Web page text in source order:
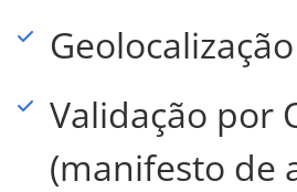
Geolocalização
Validação por
(manifesto de